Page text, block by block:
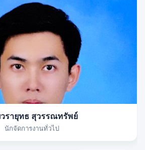
รายุทธ สุวรรณทรัพย์
นักจัดการงานทั่วไป